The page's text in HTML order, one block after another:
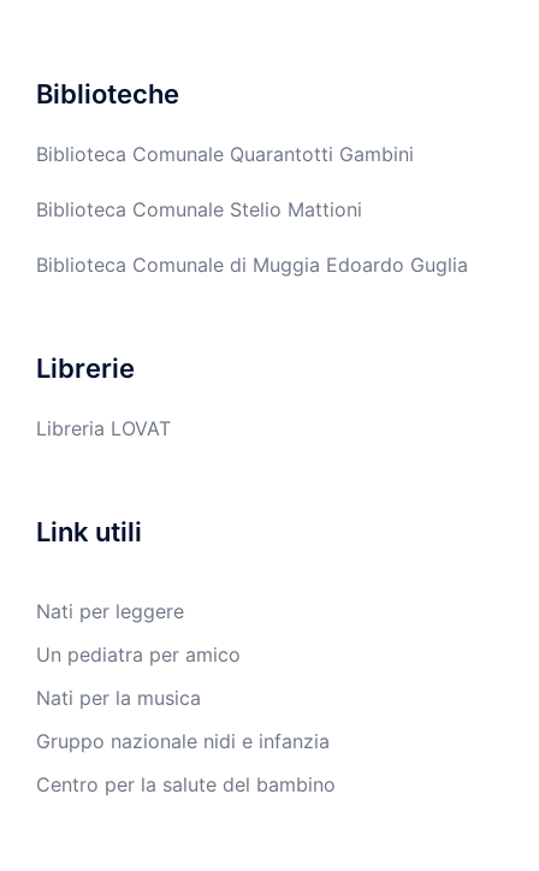
Biblioteche
Biblioteca Comunale Quarantotti Gambini
Biblioteca Comunale Stelio Mattioni
Biblioteca Comunale di Muggia Edoardo Guglia
Librerie
Libreria LOVAT
Link utili
Nati per leggere
Un pediatra per amico
Nati per la musica
Gruppo nazionale nidi e infanzia
Centro per la salute del bambino